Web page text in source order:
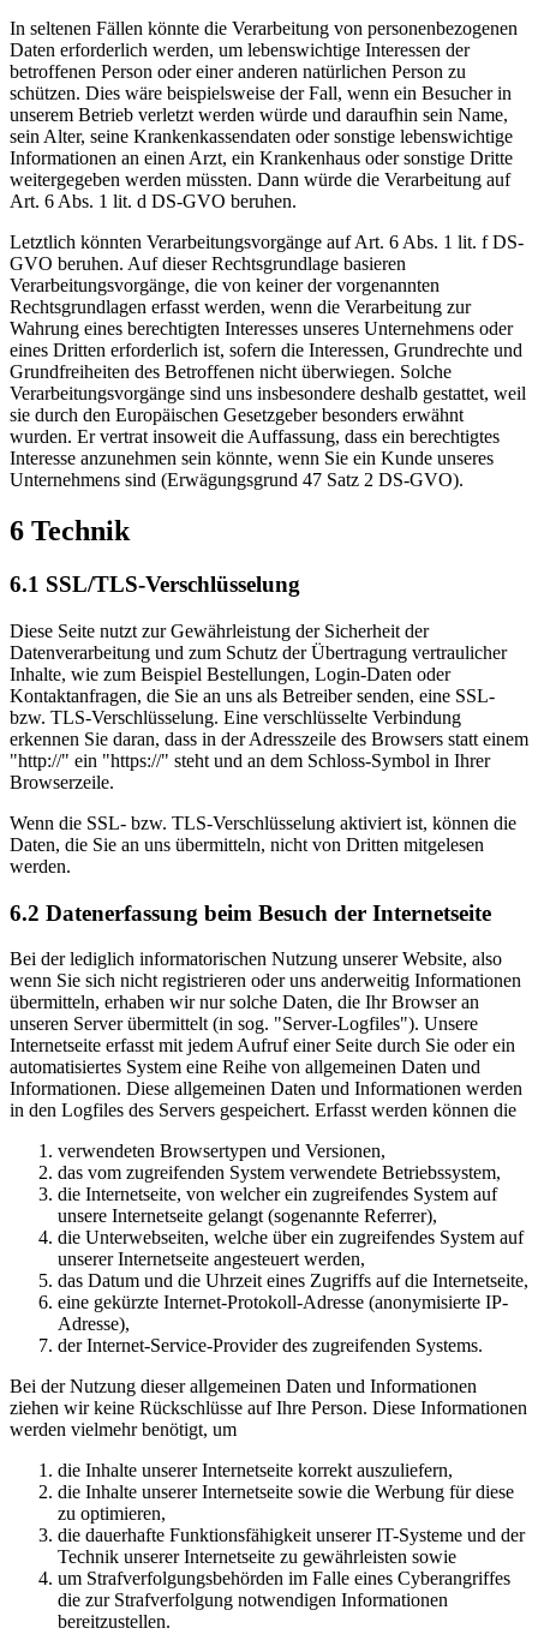
In seltenen Fällen könnte die Verarbeitung von personenbezogenen
Daten erforderlich werden, um lebenswichtige Interessen der
betroffenen Person oder einer anderen natürlichen Person zu
schützen. Dies wäre beispielsweise der Fall, wenn ein Besucher in
unserem Betrieb verletzt werden würde und daraufhin sein Name,
sein Alter, seine Krankenkassendaten oder sonstige lebenswichtige
Informationen an einen Arzt, ein Krankenhaus oder sonstige Dritte
weitergegeben werden müssten. Dann würde die Verarbeitung auf
Art. 6 Abs. 1 lit. d DS-GVO beruhen.
Letztlich könnten Verarbeitungsvorgänge auf Art. 6 Abs. 1 lit. f DS-
GVO beruhen. Auf dieser Rechtsgrundlage basieren
Verarbeitungsvorgänge, die von keiner der vorgenannten
Rechtsgrundlagen erfasst werden, wenn die Verarbeitung zur
Wahrung eines berechtigten Interesses unseres Unternehmens oder
eines Dritten erforderlich ist, sofern die Interessen, Grundrechte und
Grundfreiheiten des Betroffenen nicht überwiegen. Solche
Verarbeitungsvorgänge sind uns insbesondere deshalb gestattet, weil
sie durch den Europäischen Gesetzgeber besonders erwähnt
wurden. Er vertrat insoweit die Auffassung, dass ein berechtigtes
Interesse anzunehmen sein könnte, wenn Sie ein Kunde unseres
Unternehmens sind (Erwägungsgrund 47 Satz 2 DS-GVO).
6 Technik
6.1 SSL/TLS-Verschlüsselung
Diese Seite nutzt zur Gewährleistung der Sicherheit der
Datenverarbeitung und zum Schutz der Übertragung vertraulicher
Inhalte, wie zum Beispiel Bestellungen, Login-Daten oder
Kontaktanfragen, die Sie an uns als Betreiber senden, eine SSL-
bzw. TLS-Verschlüsselung. Eine verschlüsselte Verbindung
erkennen Sie daran, dass in der Adresszeile des Browsers statt einem
"http://" ein "https://" steht und an dem Schloss-Symbol in Ihrer
Browserzeile.
Wenn die SSL- bzw. TLS-Verschlüsselung aktiviert ist, können die
Daten, die Sie an uns übermitteln, nicht von Dritten mitgelesen
werden.
6.2 Datenerfassung beim Besuch der Internetseite
Bei der lediglich informatorischen Nutzung unserer Website, also
wenn Sie sich nicht registrieren oder uns anderweitig Informationen
übermitteln, erhaben wir nur solche Daten, die Ihr Browser an
unseren Server übermittelt (in sog. "Server-Logfiles"). Unsere
Internetseite erfasst mit jedem Aufruf einer Seite durch Sie oder ein
automatisiertes System eine Reihe von allgemeinen Daten und
Informationen. Diese allgemeinen Daten und Informationen werden
in den Logfiles des Servers gespeichert. Erfasst werden können die
verwendeten Browsertypen und Versionen,
das vom zugreifenden System verwendete Betriebssystem,
die Internetseite, von welcher ein zugreifendes System auf
unsere Internetseite gelangt (sogenannte Referrer),
die Unterwebseiten, welche über ein zugreifendes System auf
unserer Internetseite angesteuert werden,
das Datum und die Uhrzeit eines Zugriffs auf die Internetseite,
eine gekürzte Internet-Protokoll-Adresse (anonymisierte IP-
Adresse),
der Internet-Service-Provider des zugreifenden Systems.
Bei der Nutzung dieser allgemeinen Daten und Informationen
ziehen wir keine Rückschlüsse auf Ihre Person. Diese Informationen
werden vielmehr benötigt, um
die Inhalte unserer Internetseite korrekt auszuliefern,
die Inhalte unserer Internetseite sowie die Werbung für diese
zu optimieren,
die dauerhafte Funktionsfähigkeit unserer IT-Systeme und der
Technik unserer Internetseite zu gewährleisten sowie
um Strafverfolgungsbehörden im Falle eines Cyberangriffes
die zur Strafverfolgung notwendigen Informationen
bereitzustellen.